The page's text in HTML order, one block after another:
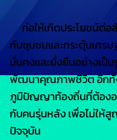
ก่อให้เกิดประโยชน์ต่อ
กับชุมชนและกระตุ้นเศร
มั่นคงและยั่งยืนอย่างเป็
พัฒนาคุณภาพชีวิต อีกทั้
ภูมิปัญญาท้องถิ่นที่ต้องอ
กับคนรุ่นหลัง เพื่อไม่ให้
ปัจจุบัน